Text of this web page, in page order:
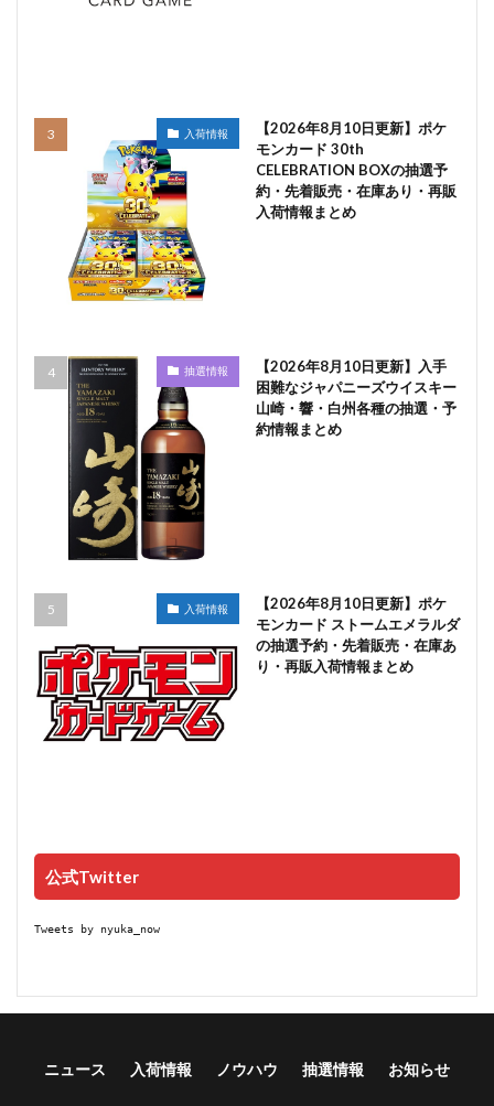
入荷情報
【2026年8月10日更新】ポケ
モンカード 30th
CELEBRATION BOXの抽選予
約・先着販売・在庫あり・再販
入荷情報まとめ
抽選情報
【2026年8月10日更新】入手
困難なジャパニーズウイスキー
山崎・響・白州各種の抽選・予
約情報まとめ
入荷情報
【2026年8月10日更新】ポケ
モンカード ストームエメラルダ
の抽選予約・先着販売・在庫あ
り・再販入荷情報まとめ
公式Twitter
Tweets by nyuka_now
ニュース 入荷情報 ノウハウ 抽選情報 お知らせ